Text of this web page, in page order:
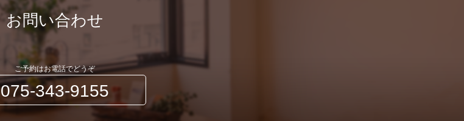
お問い合わせ
ご予約はお電話でどうぞ
075-343-9155